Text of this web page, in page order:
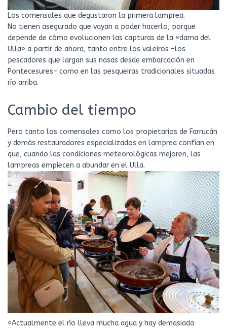
Los comensales que degustaron la primera lamprea.
No tienen asegurado que vayan a poder hacerlo, porque
depende de cómo evolucionen las capturas de la «dama del
Ulla» a partir de ahora, tanto entre los valeiros –los
pescadores que largan sus nasas desde embarcación en
Pontecesures– como en las pesqueiras tradicionales situadas
río arriba.
Cambio del tiempo
Pero tanto los comensales como los propietarios de Farrucán
y demás restauradores especializados en lamprea confían en
que, cuando las condiciones meteorológicas mejoren, las
lampreas empiecen a abundar en el Ulla.
«Actualmente el río lleva mucha agua y hay demasiada